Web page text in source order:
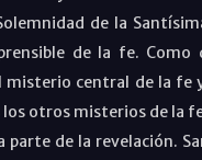
de la
de la fe. Como
misterio central de la fe
otros misterios de la
de la revelación. San